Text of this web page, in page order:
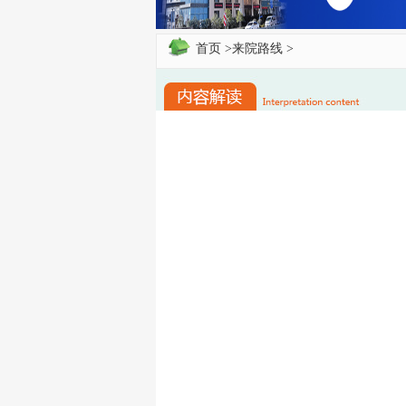
首页 >来院路线 >